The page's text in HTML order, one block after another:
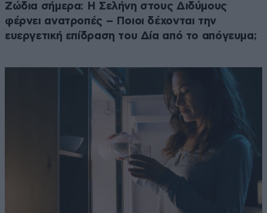
Ζώδια σήμερα: Η Σελήνη στους Διδύμους
φέρνει ανατροπές – Ποιοι δέχονται την
ευεργετική επίδραση του Δία από το απόγευμα;